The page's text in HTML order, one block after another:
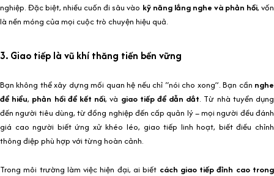
nghiệp. Đặc biệt, nhiều cuốn đi sâu vào kỹ năng lắng nghe và phản hồi, vốn
là nền móng của mọi cuộc trò chuyện hiệu quả.
3. Giao tiếp là vũ khí thăng tiến bền vững
Bạn không thể xây dựng mối quan hệ nếu chỉ “nói cho xong”. Bạn cần nghe
để hiểu, phản hồi để kết nối, và giao tiếp để dẫn dắt. Từ nhà tuyển dụng
đến người tiêu dùng, từ đồng nghiệp đến cấp quản lý – mọi người đều đánh
giá cao người biết ứng xử khéo léo, giao tiếp linh hoạt, biết điều chỉnh
thông điệp phù hợp với từng hoàn cảnh.
Trong môi trường làm việc hiện đại, ai biết cách giao tiếp đỉnh cao trong